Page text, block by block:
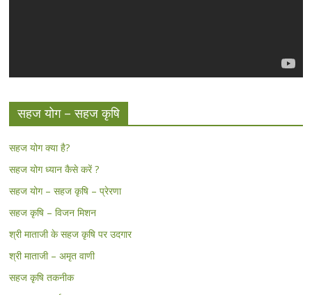
सहज योग – सहज कृषि
सहज योग क्या है?
सहज योग ध्यान कैसे करें ?
सहज योग – सहज कृषि – प्रेरणा
सहज कृषि – विजन मिशन
श्री माताजी के सहज कृषि पर उदगार
श्री माताजी – अमृत वाणी
सहज कृषि तकनीक